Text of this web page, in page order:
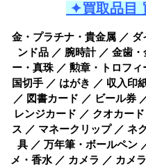
✦買取品目
金・プラチナ・貴金属 ／
ンド品 ／ 腕時計 ／ 金歯
ー・真珠 ／ 勲章・トロフ
国切手 ／ はがき ／ 収入印
／ 図書カード ／ ビール券
レンジカード ／ クオカー
ス ／ マネークリップ ／ ネ
具 ／ 万年筆・ボールペン
メ・香水 ／ カメラ ／ カメ